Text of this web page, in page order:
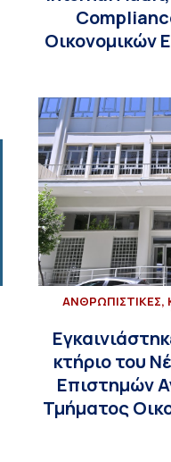
Οικονομικών
ΑΝΘΡΩΠΙΣΤΙΚΕΣ,
κτήριο του
Επιστημών
Τμήματος